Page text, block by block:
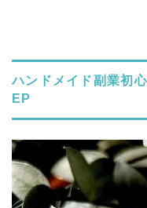
ハンドメイド副業初
EP